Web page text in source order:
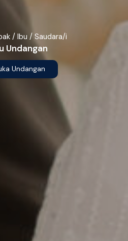
/ Ibu / Saudara/i
Undangan
Undangan